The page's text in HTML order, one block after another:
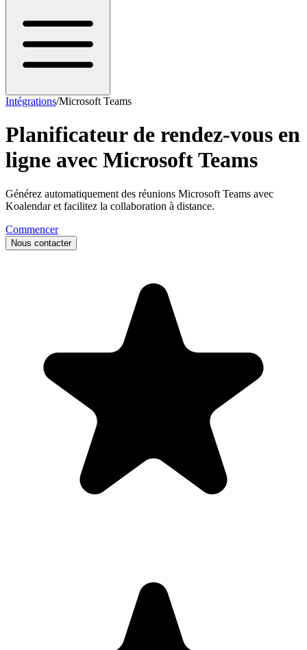
Intégrations/Microsoft Teams
Planificateur de rendez-vous en
ligne avec Microsoft Teams
Générez automatiquement des réunions Microsoft Teams avec
Koalendar et facilitez la collaboration à distance.
Commencer
Nous contacter